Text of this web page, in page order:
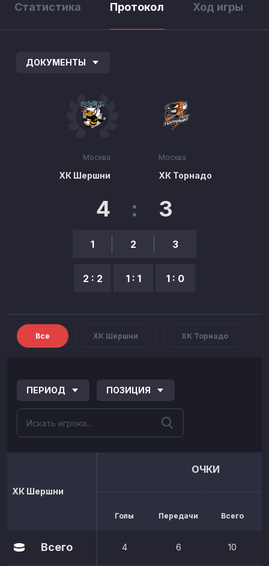
Статистика Протокол Ход игры
ДОКУМЕНТЫ
Москва
ХК Шершни
4 : 3
1
2 : 2
2
1 : 1
3
1 : 0
Москва
ХК Торнадо
Все ХК Шершни ХК Торнадо
ПЕРИОД ПОЗИЦИЯ
ХК Шершни
ОЧКИ
Голы Передачи Всего
Всего 4 6 10